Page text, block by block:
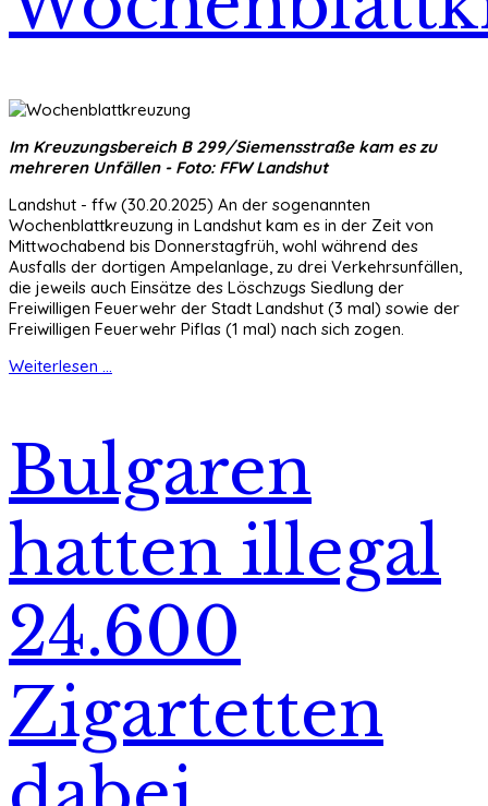
Im Kreuzungsbereich B 299/Siemensstraße kam es zu
mehreren Unfällen - Foto: FFW Landshut
Landshut - ffw (30.20.2025) An der sogenannten
Wochenblattkreuzung in Landshut kam es in der Zeit von
Mittwochabend bis Donnerstagfrüh, wohl während des
Ausfalls der dortigen Ampelanlage, zu drei Verkehrsunfällen,
die jeweils auch Einsätze des Löschzugs Siedlung der
Freiwilligen Feuerwehr der Stadt Landshut (3 mal) sowie der
Freiwilligen Feuerwehr Piflas (1 mal) nach sich zogen.
Weiterlesen ...
Bulgaren
hatten illegal
24.600
Zigartetten